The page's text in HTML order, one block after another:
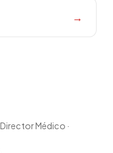
→
, Director Médico ·